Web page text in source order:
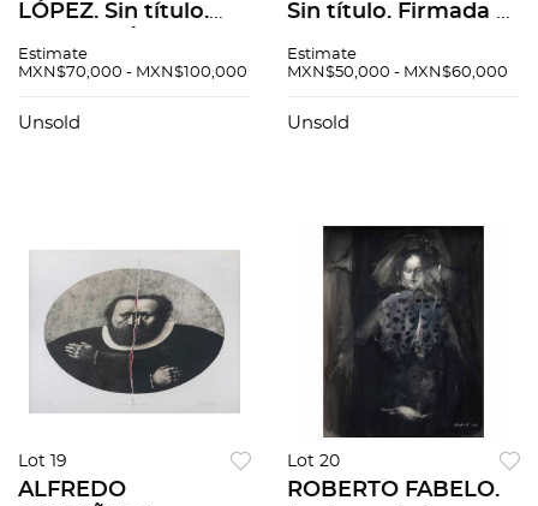
LÓPEZ. Sin título.
tela. 140 x 140 cm
Estimate
MXN$70,000 - MXN$100,000
Unsold
Sin título. Firmada y
Escultura en bronce
60 x 55 x 47 cm
Estimate
MXN$50,000 - MXN$60,000
Unsold
Lot 19
ALFREDO
Lot 20
ROBERTO FABELO.